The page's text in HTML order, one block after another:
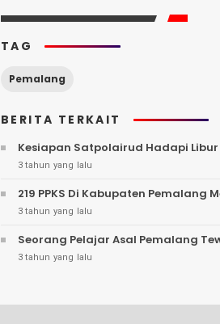
TAG
Pemalang
BERITA TERKAIT
Kesiapan Satpolairud Hadapi
3 tahun yang lalu
219 PPKS Di Kabupaten Pemalang
3 tahun yang lalu
Seorang Pelajar Asal Pemalang
3 tahun yang lalu